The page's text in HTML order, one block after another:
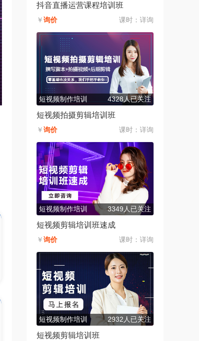
抖音直播运营课程培训班
￥询价 课时： 详询
短视频制作培训 4328人已关注
短视频拍摄剪辑培训班
￥询价 课时： 详询
短视频制作培训 3349人已关注
短视频剪辑培训班速成
￥询价 课时： 详询
短视频制作培训 2932人已关注
短视频剪辑培训班